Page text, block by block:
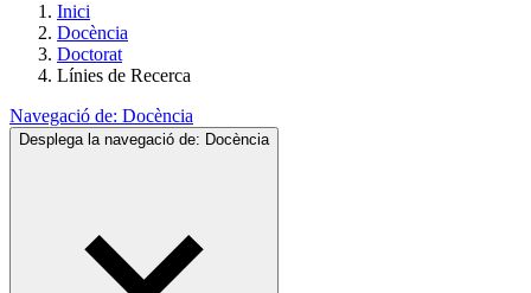
Inici
Docència
Doctorat
Línies de Recerca
Navegació de: Docència
Desplega la navegació de: Docència